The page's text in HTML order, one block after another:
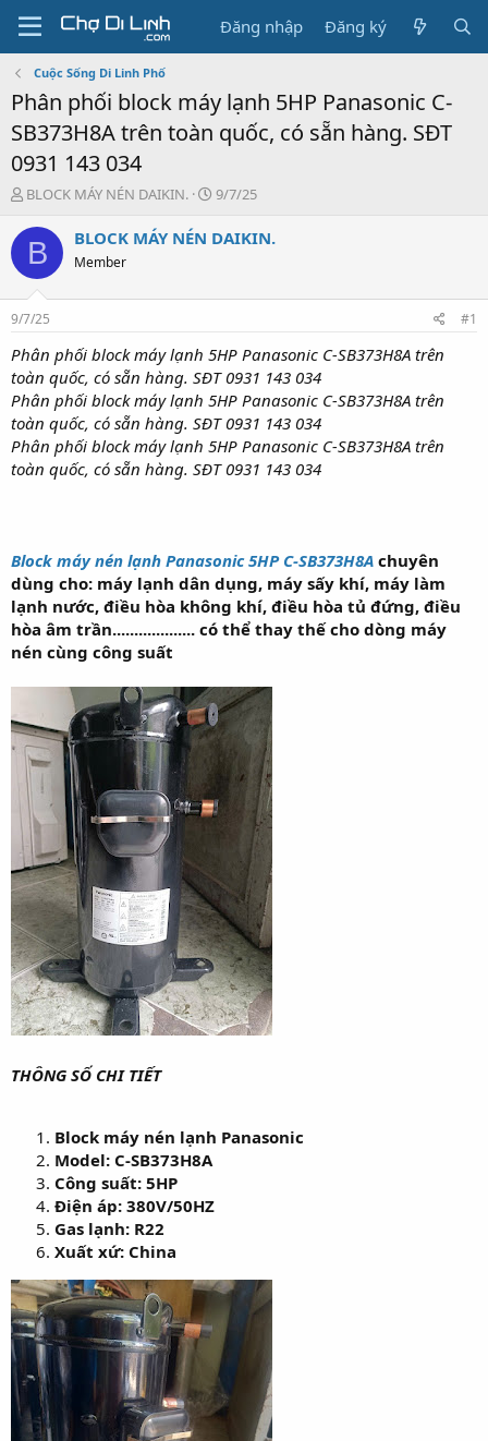
Đăng nhập Đăng ký
Cuộc Sống Di Linh Phố
Phân phối block máy lạnh 5HP Panasonic C-
SB373H8A trên toàn quốc, có sẵn hàng. SĐT
0931 143 034
T
r
a
s
t
a
r
t
e
r
BLOCK MÁY NÉN DAIKIN.
N
à
9/7/25
B BLOCK MÁY NÉN DAIKIN.
Member
9/7/25 #1
Phân phối block máy lạnh 5HP Panasonic C-SB373H8A trên
toàn quốc, có sẵn hàng. SĐT 0931 143 034
Phân phối block máy lạnh 5HP Panasonic C-SB373H8A trên
toàn quốc, có sẵn hàng. SĐT 0931 143 034
Phân phối block máy lạnh 5HP Panasonic C-SB373H8A trên
toàn quốc, có sẵn hàng. SĐT 0931 143 034
Block máy nén lạnh Panasonic 5HP C-SB373H8A chuyên
dùng cho: máy lạnh dân dụng, máy sấy khí, máy làm
lạnh nước, điều hòa không khí, điều hòa tủ đứng, điều
hòa âm trần................... có thể thay thế cho dòng máy
nén cùng công suất
THÔNG SỐ CHI TIẾT
Block máy nén lạnh Panasonic
Model: C-SB373H8A
Công suất: 5HP
Điện áp: 380V/50HZ
Gas lạnh: R22
Xuất xứ: China